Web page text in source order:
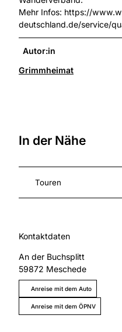
Mehr Infos: https://
deutschland.de/service/
Autor:in
Grimmheimat
In der Nähe
Touren
Kontaktdaten
An der Buchsplitt
59872 Meschede
Anreise mit dem Auto
Anreise mit dem ÖPNV